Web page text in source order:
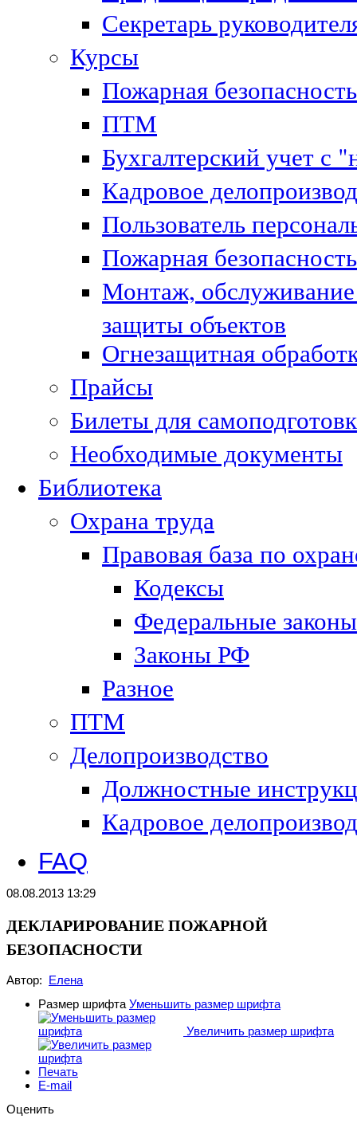
Секретарь
Курсы
Пожарная безопасность
ПТМ
Бухгалтерский учет с
Кадровое
Пользователь
Пожарная
Монтаж,
защиты объектов
Огнезащитная
Прайсы
Билеты для
Необходимые документы
Библиотека
Охрана труда
Правовая база по
Кодексы
Федеральные законы
Законы РФ
Разное
ПТМ
Делопроизводство
Должностные
Кадровое
FAQ
08.08.2013 13:29
ДЕКЛАРИРОВАНИЕ ПОЖАРНОЙ
БЕЗОПАСНОСТИ
Автор: Елена
Размер шрифта Уменьшить размер шрифта
Увеличить размер шрифта
Печать
E-mail
Оценить